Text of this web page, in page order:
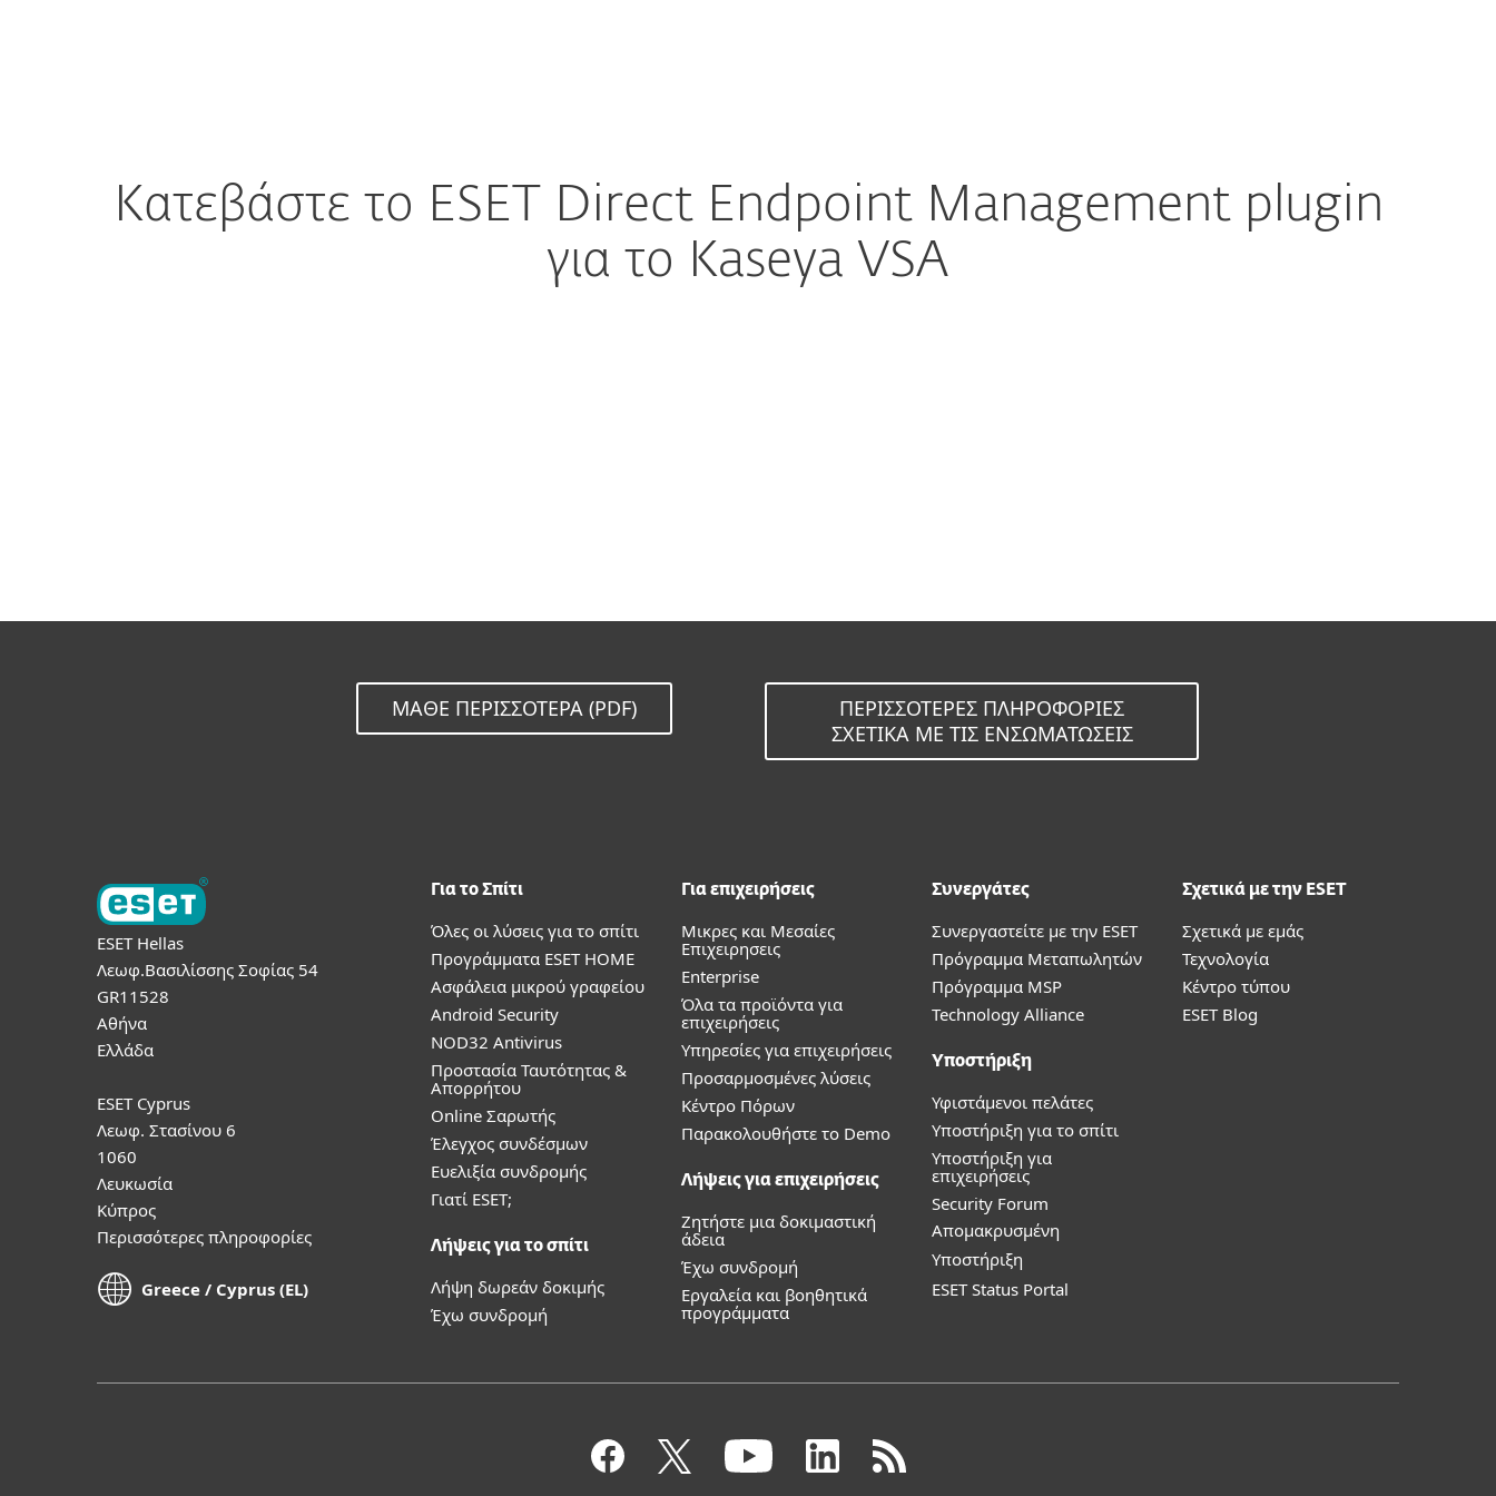
Κατεβάστε το ESET Direct Endpoint Management plugin
για το Kaseya VSA
ΜΆΘΕ ΠΕΡΙΣΣΌΤΕΡΑ (PDF)
ΠΕΡΙΣΣΌΤΕΡΕΣ ΠΛΗΡΟΦΟΡΊΕΣ
ΣΧΕΤΙΚΆ ΜΕ ΤΙΣ ΕΝΣΩΜΑΤΏΣΕΙΣ
ESET Hellas
Λεωφ.Βασιλίσσης Σοφίας 54
GR11528
Αθήνα
Ελλάδα
ESET Cyprus
Λεωφ. Στασίνου 6
1060
Λευκωσία
Κύπρος
Περισσότερες πληροφορίες
Greece / Cyprus (EL)
Για το Σπίτι
Όλες οι λύσεις για το σπίτι
Προγράμματα ESET HOME
Ασφάλεια μικρού γραφείου
Android Security
NOD32 Antivirus
Προστασία Ταυτότητας &
Απορρήτου
Online Σαρωτής
Έλεγχος συνδέσμων
Ευελιξία συνδρομής
Γιατί ESET;
Λήψεις για το σπίτι
Λήψη δωρεάν δοκιμής
Έχω συνδρομή
Για επιχειρήσεις
Μικρες και Μεσαίες
Επιχειρησεις
Enterprise
Όλα τα προϊόντα για
επιχειρήσεις
Υπηρεσίες για επιχειρήσεις
Προσαρμοσμένες λύσεις
Κέντρο Πόρων
Παρακολουθήστε το Demo
Λήψεις για επιχειρήσεις
Ζητήστε μια δοκιμαστική
άδεια
Έχω συνδρομή
Εργαλεία και βοηθητικά
προγράμματα
Συνεργάτες
Συνεργαστείτε με την ESET
Πρόγραμμα Μεταπωλητών
Πρόγραμμα MSP
Technology Alliance
Υποστήριξη
Υφιστάμενοι πελάτες
Υποστήριξη για το σπίτι
Υποστήριξη για
επιχειρήσεις
Security Forum
Απομακρυσμένη
Υποστήριξη
ESET Status Portal
Σχετικά με την ESET
Σχετικά με εμάς
Τεχνολογία
Κέντρο τύπου
ESET Blog